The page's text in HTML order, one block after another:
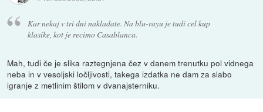
Kar nekaj v tri dni nakladate. Na blu-rayu je tudi cel kup
klasike, kot je recimo Casablanca.
Mah, tudi če je slika raztegnjena čez v danem trenutku pol vidnega
neba in v vesoljski ločljivosti, takega izdatka ne dam za slabo
igranje z metlinim štilom v dvanajsterniku.